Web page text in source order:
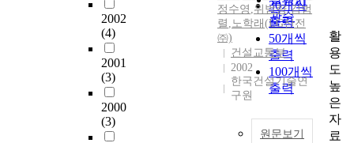
2002
(4)
2001
(3)
2000
(3)
관순
30개씩
출력
50개씩
출력
100개씩
출력
정수영 ,위범량,김범
렬 ,노학래(LG산전
㈜)
건설교통부
2002
한국건설기술연
구원
원문보기
활
용
도
높
은
자
료